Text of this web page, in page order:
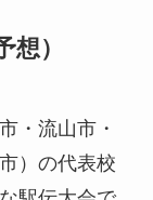
）
・流山市・
）の代表校